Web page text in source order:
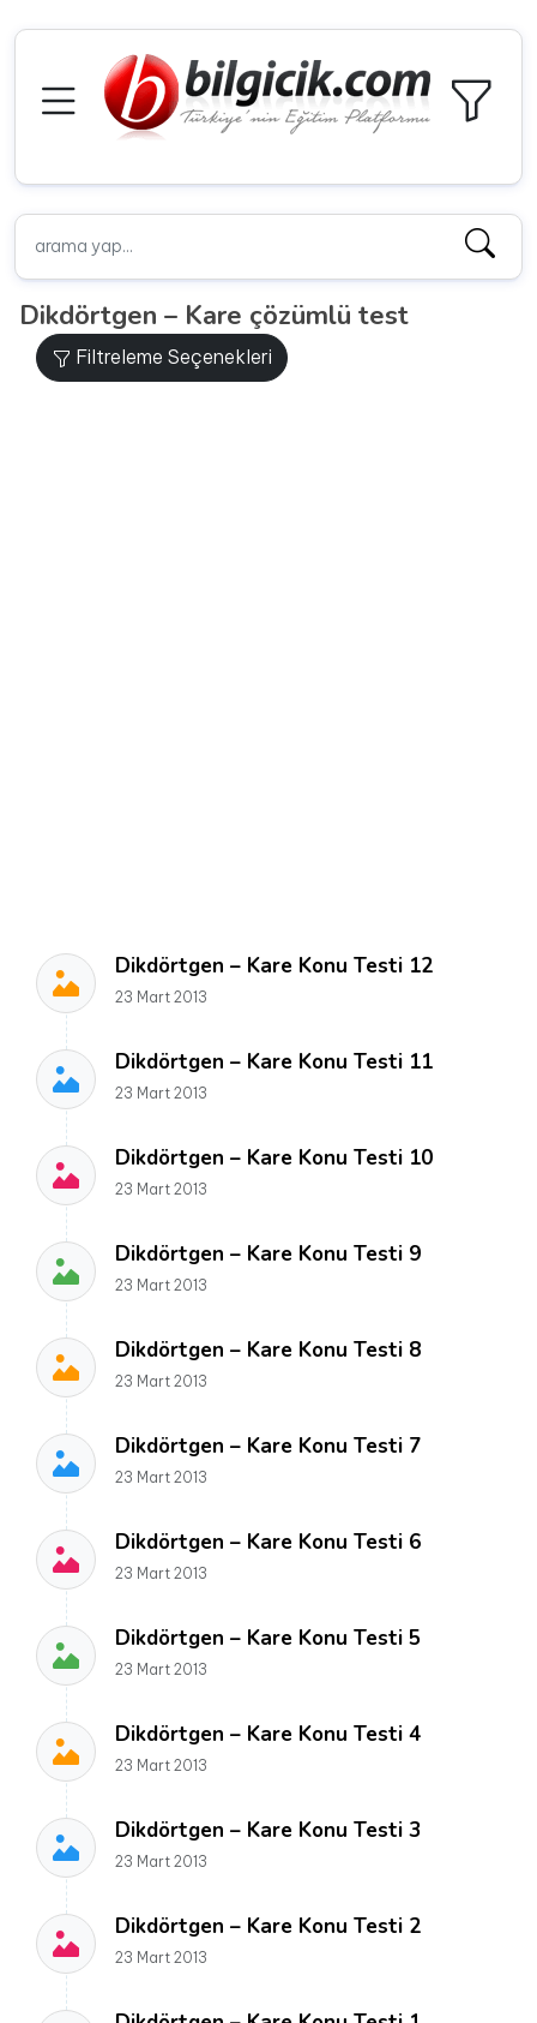
Dikdörtgen – Kare çözümlü test
Filtreleme Seçenekleri
Dikdörtgen – Kare Konu Testi 12
23 Mart 2013
Dikdörtgen – Kare Konu Testi 11
23 Mart 2013
Dikdörtgen – Kare Konu Testi 10
23 Mart 2013
Dikdörtgen – Kare Konu Testi 9
23 Mart 2013
Dikdörtgen – Kare Konu Testi 8
23 Mart 2013
Dikdörtgen – Kare Konu Testi 7
23 Mart 2013
Dikdörtgen – Kare Konu Testi 6
23 Mart 2013
Dikdörtgen – Kare Konu Testi 5
23 Mart 2013
Dikdörtgen – Kare Konu Testi 4
23 Mart 2013
Dikdörtgen – Kare Konu Testi 3
23 Mart 2013
Dikdörtgen – Kare Konu Testi 2
23 Mart 2013